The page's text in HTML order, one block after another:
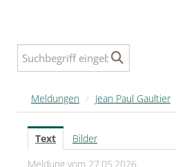
MELDUNGEN
SPREAD
SPREAD Medleys für Deutschland
Meldungen / Jean Paul Gaultier
Text
Bilder
Meldung vom 27.05.2026